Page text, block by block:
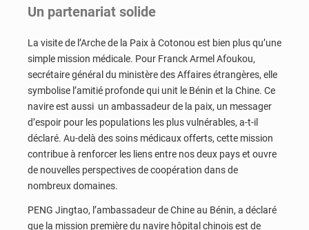
Un partenariat solide
La visite de l’Arche de la Paix à Cotonou est bien plus qu’une
simple mission médicale. Pour Franck Armel Afoukou,
secrétaire général du ministère des Affaires étrangères, elle
symbolise l’amitié profonde qui unit le Bénin et la Chine. Ce
navire est aussi un ambassadeur de la paix, un messager
d’espoir pour les populations les plus vulnérables, a-t-il
déclaré. Au-delà des soins médicaux offerts, cette mission
contribue à renforcer les liens entre nos deux pays et ouvre
de nouvelles perspectives de coopération dans de
nombreux domaines.
PENG Jingtao, l’ambassadeur de Chine au Bénin, a déclaré
que la mission première du navire hôpital chinois est de